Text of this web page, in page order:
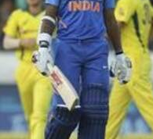
की वनडे सीरीज़ के
टीम ने 50 ओवरों
104 और भारत के लिए